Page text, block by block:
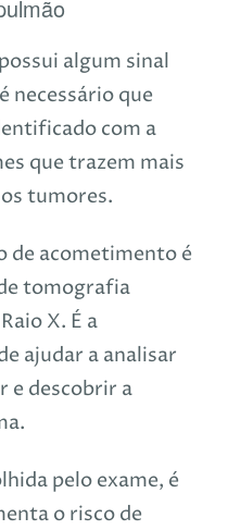
algum sinal
necessário que
com a
que trazem mais
tumores.
de acometimento é
tomografia
X. É a
ajudar a analisar
e descobrir a
pelo exame, é
o risco de